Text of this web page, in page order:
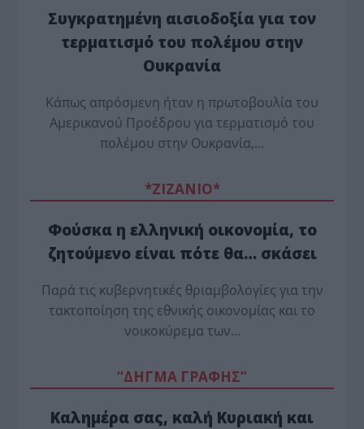
Συγκρατημένη αισιοδοξία για τον
τερματισμό του πολέμου στην
Ουκρανία
Κάπως απρόσμενη ήταν η πρωτοβουλία του
Αμερικανού Προέδρου για τερματισμό του
πολέμου στην Ουκρανία,…
*ZΙΖΑΝΙΟ*
Φούσκα η ελληνική οικονομία, το
ζητούμενο είναι πότε θα… σκάσει
Παρά τις κυβερνητικές θριαμβολογίες για την
τακτοποίηση της εθνικής οικονομίας και το
νοικοκύρεμα των…
“ΔΗΓΜΑ ΓΡΑΦΗΣ”
Καλημέρα σας, καλή Κυριακή και